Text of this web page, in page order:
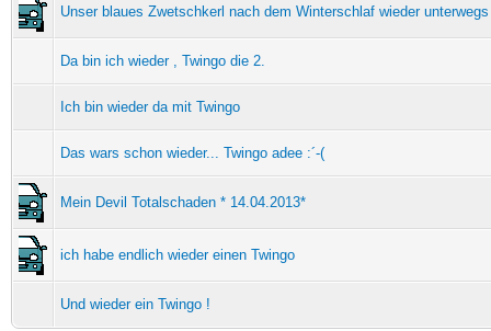
Unser blaues Zwetschkerl nach dem Winterschlaf wieder unterwegs
Da bin ich wieder , Twingo die 2.
Ich bin wieder da mit Twingo
Das wars schon wieder... Twingo adee :´-(
Mein Devil Totalschaden * 14.04.2013*
ich habe endlich wieder einen Twingo
Und wieder ein Twingo !